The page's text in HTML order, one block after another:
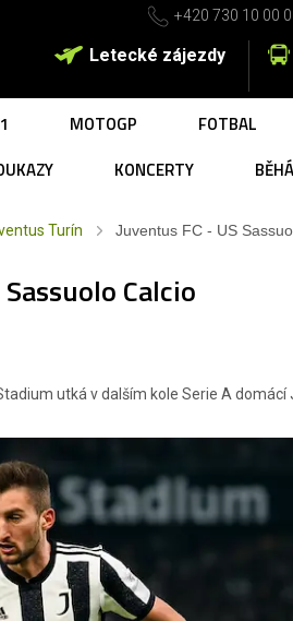
+420 730 10 00
Letecké zájezdy
MOTOGP FOTBAL
KONCERTY
Turín Juventus FC - US
Calcio
utká v dalším kole Serie A domácí